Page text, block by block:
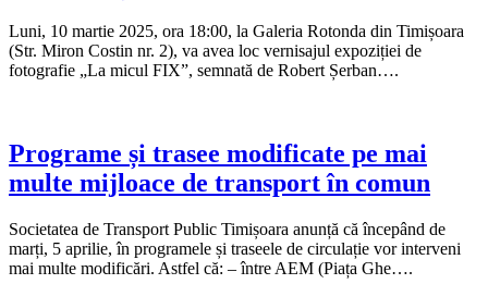
Luni, 10 martie 2025, ora 18:00, la Galeria Rotonda din Timișoara
(Str. Miron Costin nr. 2), va avea loc vernisajul expoziției de
fotografie „La micul FIX”, semnată de Robert Șerban….
Programe și trasee modificate pe mai
multe mijloace de transport în comun
Societatea de Transport Public Timișoara anunță că începând de
marți, 5 aprilie, în programele și traseele de circulație vor interveni
mai multe modificări. Astfel că: – între AEM (Piața Ghe….